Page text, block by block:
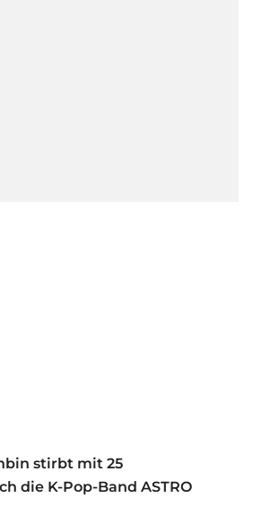
stirbt mit 25
die K-Pop-Band ASTRO